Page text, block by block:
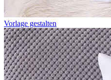
Vorlage gestalten